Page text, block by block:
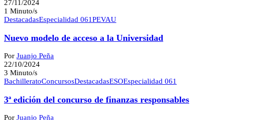
27/11/2024
1 Minuto/s
DestacadasEspecialidad 061PEVAU
Nuevo modelo de acceso a la Universidad
Por Juanjo Peña
22/10/2024
3 Minuto/s
BachilleratoConcursosDestacadasESOEspecialidad 061
3ª edición del concurso de finanzas responsables
Por Juanjo Peña